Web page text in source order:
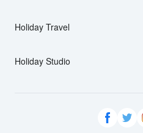
Holiday Travel
Holiday Studio